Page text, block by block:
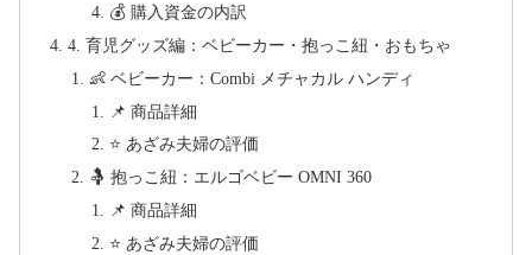
💰 購入資金の内訳
4. 育児グッズ編：ベビーカー・抱っこ紐・おもちゃ
👶 ベビーカー：Combi メチャカル ハンディ
📌 商品詳細
⭐ あざみ夫婦の評価
🤱 抱っこ紐：エルゴベビー OMNI 360
📌 商品詳細
⭐ あざみ夫婦の評価